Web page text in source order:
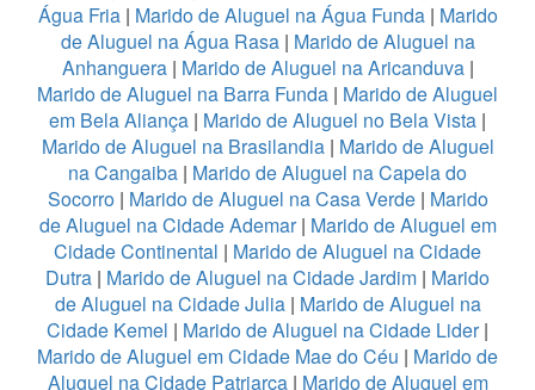
Água Fria| Marido de Aluguel na Água Funda| Marido
de Aluguel na Água Rasa | Marido de Aluguel na
Anhanguera| Marido de Aluguel na Aricanduva|
Marido de Aluguel na Barra Funda | Marido de Aluguel
em Bela Aliança | Marido de Aluguel no Bela Vista |
Marido de Aluguel na Brasilandia| Marido de Aluguel
na Cangaiba | Marido de Aluguel na Capela do
Socorro | Marido de Aluguel na Casa Verde| Marido
de Aluguel na Cidade Ademar| Marido de Aluguel em
Cidade Continental | Marido de Aluguel na Cidade
Dutra | Marido de Aluguel na Cidade Jardim | Marido
de Aluguel na Cidade Julia | Marido de Aluguel na
Cidade Kemel | Marido de Aluguel na Cidade Lider|
Marido de Aluguel em Cidade Mae do Céu | Marido de
Aluguel na Cidade Patriarca| Marido de Aluguel em